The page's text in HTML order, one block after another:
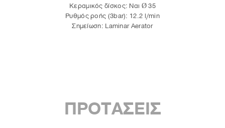
Κεραμικός δίσκος: Ναι Ø 35
Ρυθμός ροής (3bar): 12.2 l/min
Σημείωση: Laminar Aerator
ΠΡΟΤΑΣΕΙΣ